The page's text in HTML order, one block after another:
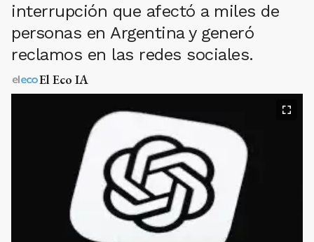
interrupción que afectó a miles de
personas en Argentina y generó
reclamos en las redes sociales.
El Eco IA